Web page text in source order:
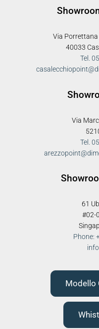
Via
40033
Tel.
Via
Tel.
61
#02-
Phone:
Modello